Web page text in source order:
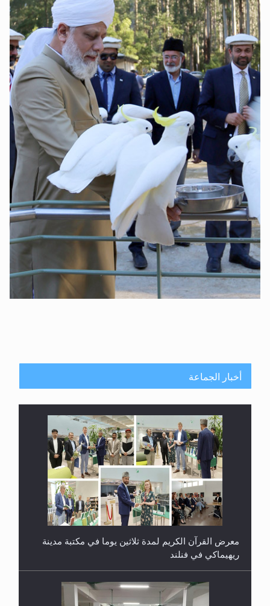
أخبار الجماعة
معرض القرآن الكريم لمدة ثلاثين يوما في مكتبة مدينة
ريهيماكي في فنلند